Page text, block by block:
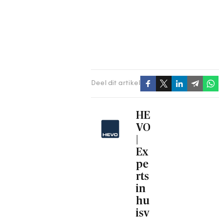
Deel dit artikel
HE
VO
Ex
pe
rts
in
hu
isv